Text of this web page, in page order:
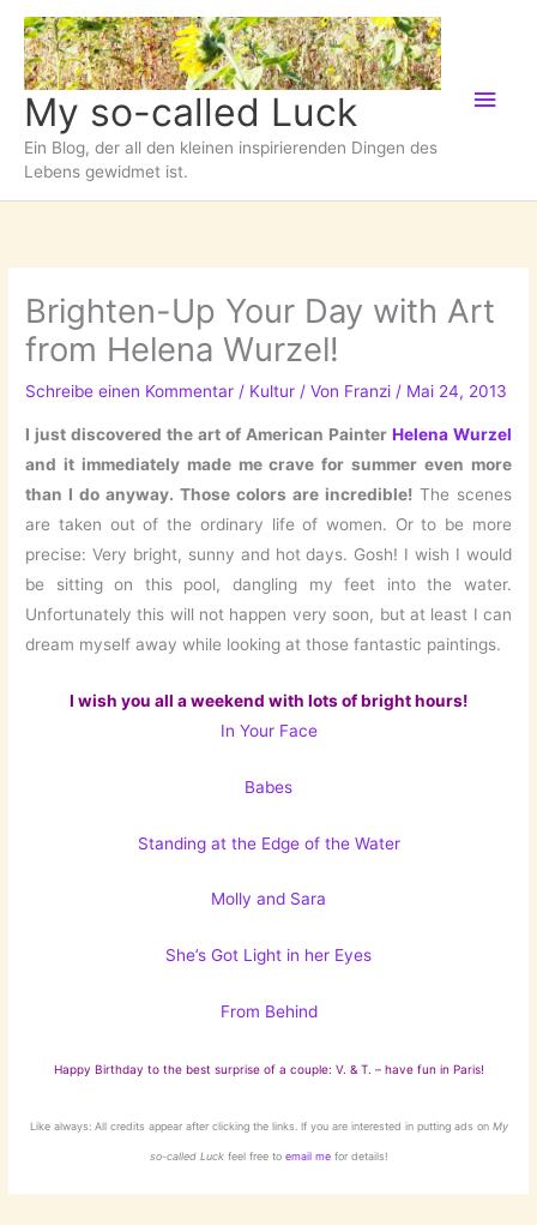
Zum
Inhalt
springen
My so-called Luck
Ein Blog, der all den kleinen inspirierenden Dingen des
Lebens gewidmet ist.
Brighten-Up Your Day with Art
from Helena Wurzel!
Schreibe einen Kommentar / Kultur / Von Franzi/ Mai 24, 2013
I just discovered the art of American Painter Helena Wurzel
and it immediately made me crave for summer even more
than I do anyway. Those colors are incredible!The scenes
are taken out of the ordinary life of women. Or to be more
precise: Very bright, sunny and hot days. Gosh! I wish I would
be sitting on this pool, dangling my feet into the water.
Unfortunately this will not happen very soon, but at least I can
dream myself away while looking at those fantastic paintings.
I wish you all a weekend with lots of bright hours!
In Your Face
Babes
Standing at the Edge of the Water
Molly and Sara
She’s Got Light in her Eyes
From Behind
Happy Birthday to the best surprise of a couple: V. & T. – have fun in Paris!
Like always: All credits appear after clicking the links. If you are interested in putting ads on My
so-called Luckfeel free toemail me for details!